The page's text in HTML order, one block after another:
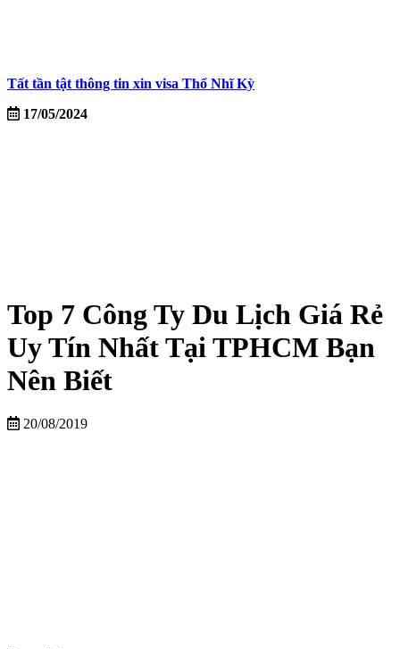
Tất tần tật thông tin xin visa Thổ Nhĩ Kỳ
17/05/2024
Top 7 Công Ty Du Lịch Giá Rẻ
Uy Tín Nhất Tại TPHCM Bạn
Nên Biết
20/08/2019